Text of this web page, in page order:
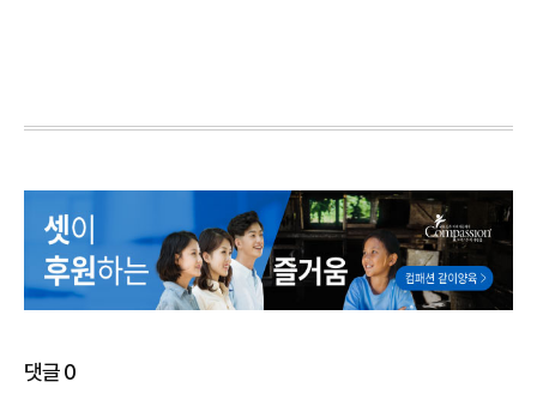
댓글0